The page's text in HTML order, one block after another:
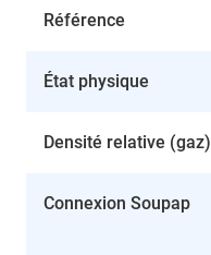
Référence
État physique
Densité relative (gaz)
Connexion Soupap